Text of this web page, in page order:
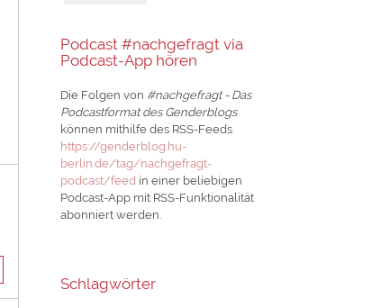
Podcast #nachgefragt via
Podcast-App hören
Die Folgen von #nachgefragt - Das
Podcastformat des Genderblogs
können mithilfe des RSS-Feeds
https://genderblog.hu-
berlin.de/tag/nachgefragt-
podcast/feed in einer beliebigen
Podcast-App mit RSS-Funktionalität
abonniert werden.
Schlagwörter